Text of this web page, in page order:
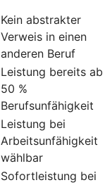
Kein abstrakter
Verweis in einen
anderen Beruf
Leistung bereits ab
50 %
Berufsunfähigkeit
Leistung bei
Arbeitsunfähigkeit
wählbar
Sofortleistung bei